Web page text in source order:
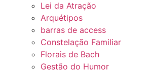
Lei da Atração
Arquétipos
barras de access
Constelação Familiar
Florais de Bach
Gestão do Humor